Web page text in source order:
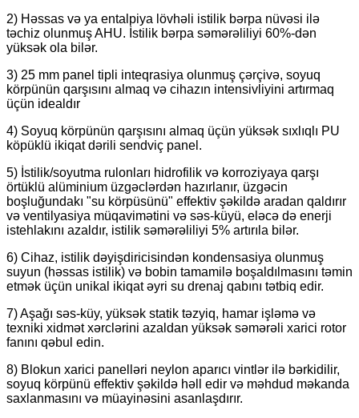
2) Həssas və ya entalpiya lövhəli istilik bərpa nüvəsi ilə
təchiz olunmuş AHU. İstilik bərpa səmərəliliyi 60%-dən
yüksək ola bilər.
3) 25 mm panel tipli inteqrasiya olunmuş çərçivə, soyuq
körpünün qarşısını almaq və cihazın intensivliyini artırmaq
üçün idealdır
4) Soyuq körpünün qarşısını almaq üçün yüksək sıxlıqlı PU
köpüklü ikiqat dərili sendviç panel.
5) İstilik/soyutma rulonları hidrofilik və korroziyaya qarşı
örtüklü alüminium üzgəclərdən hazırlanır, üzgəcin
boşluğundakı "su körpüsünü" effektiv şəkildə aradan qaldırır
və ventilyasiya müqavimətini və səs-küyü, eləcə də enerji
istehlakını azaldır, istilik səmərəliliyi 5% artırıla bilər.
6) Cihaz, istilik dəyişdiricisindən kondensasiya olunmuş
suyun (həssas istilik) və bobin tamamilə boşaldılmasını təmin
etmək üçün unikal ikiqat əyri su drenaj qabını tətbiq edir.
7) Aşağı səs-küy, yüksək statik təzyiq, hamar işləmə və
texniki xidmət xərclərini azaldan yüksək səmərəli xarici rotor
fanını qəbul edin.
8) Blokun xarici panelləri neylon aparıcı vintlər ilə bərkidilir,
soyuq körpünü effektiv şəkildə həll edir və məhdud məkanda
saxlanmasını və müayinəsini asanlaşdırır.